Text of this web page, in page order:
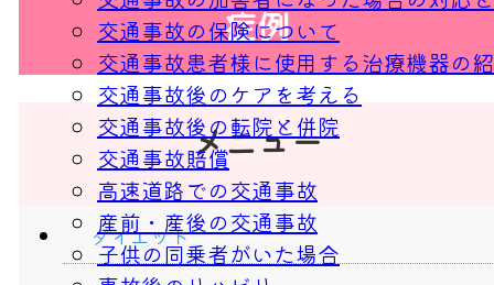
交通事故の保険について
交通事故患者様に使用する治療機器の
交通事故後のケアを考える
交通事故後の転院と併院
交通事故賠償
高速道路での交通事故
産前・産後の交通事故
子供の同乗者がいた場合
症例
メニュー
ダイエット